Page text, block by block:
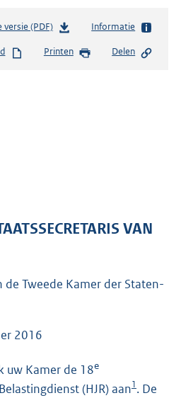
(PDF)b
s
e
8
Informatie
Printen Delen
VAN
de Tweede Kamer der Staten-
2016
uw Kamer de 18e
(HJR) aan1. De